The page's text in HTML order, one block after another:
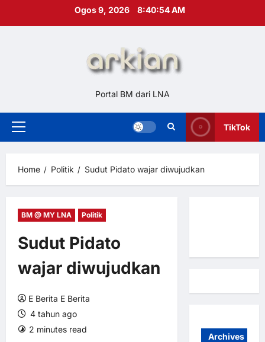
Ogos 9, 2026 8:40:55 AM
Portal BM dari LNA
Primary
TikTok
Home Politik Sudut Pidato wajar diwujudkan
BM @ MY LNA Politik
Sudut Pidato
wajar diwujudkan
E Berita E Berita
4 tahun ago
2 minutes read
Archives